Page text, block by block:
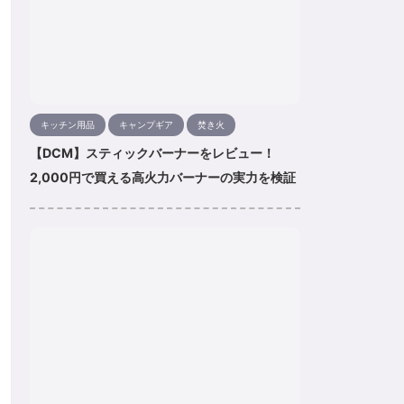
キッチン用品 キャンプギア 焚き火
【DCM】スティックバーナーをレビュー！
2,000円で買える高火力バーナーの実力を検証